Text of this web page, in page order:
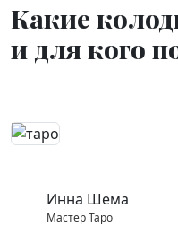
Какие
и для кого
Инна Шема
Мастер Таро